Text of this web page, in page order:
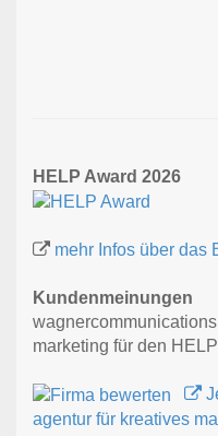
HELP Award 2026
mehr Infos über das
Kundenmeinungen
marketing für den
agentur für kreatives